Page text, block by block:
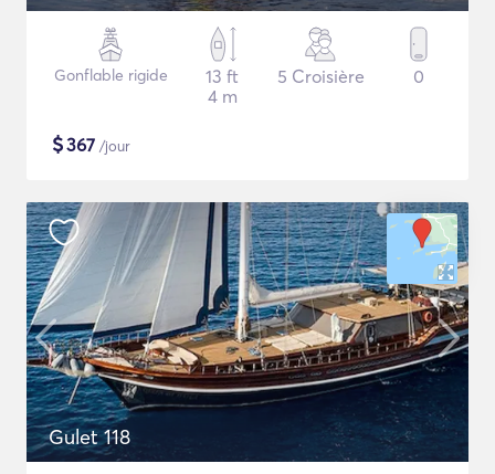
Gonflable rigide
13 ft
4 m
5 Croisière 0
$367 /jour
Gulet 118